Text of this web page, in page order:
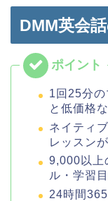
DMM英会
1回25分
と低価格
ネイティ
レッスン
9,000以上
ル・学習
24時間